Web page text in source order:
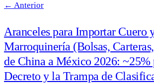
← Anterior
Aranceles para Importar Cuero
Marroquinería (Bolsas,
de China a México 2026: ~25%
Decreto y la Trampa de